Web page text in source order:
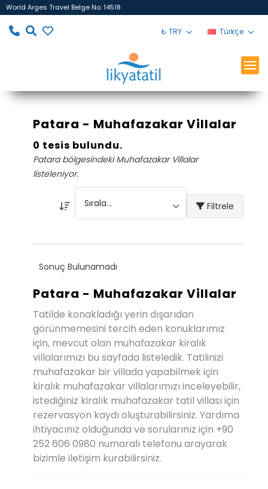
World Arges Travel Belge No: 14518
₺ TRY Türkçe
Patara - Muhafazakar Villalar
0 tesis bulundu.
Patara bölgesindeki Muhafazakar Villalar
listeleniyor.
Filtrele
Sonuç Bulunamadı
Patara - Muhafazakar Villalar
Tatilde konakladığı yerin dışarıdan
görünmemesini tercih eden konuklarımız
için, mevcut olan muhafazakar kiralık
villalarımızı bu sayfada listeledik. Tatilinizi
muhafazakar bir villada yapabilmek için
kiralık muhafazakar villalarımızı inceleyebilir,
istediğiniz kiralık muhafazakar tatil villası için
rezervasyon kaydı oluşturabilirsiniz. Yardıma
ihtiyacınız olduğunda ve sorularınız için +90
252 606 0980 numaralı telefonu arayarak
bizimle iletişim kurabilirsiniz.